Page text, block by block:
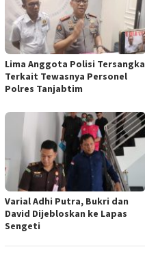
Lima Anggota Polisi Tersangka
Terkait Tewasnya Personel
Polres Tanjabtim
Varial Adhi Putra, Bukri dan
David Dijebloskan ke Lapas
Sengeti